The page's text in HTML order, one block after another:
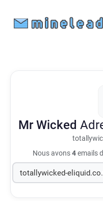
Mr Wicked
Nous avons4emails